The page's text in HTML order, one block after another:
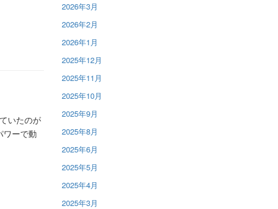
いたのが
ワーで動
2026年3月
2026年2月
2026年1月
2025年12月
2025年11月
2025年10月
2025年9月
2025年8月
2025年6月
2025年5月
2025年4月
2025年3月